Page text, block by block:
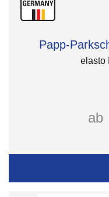
Papp-
elasto
ab